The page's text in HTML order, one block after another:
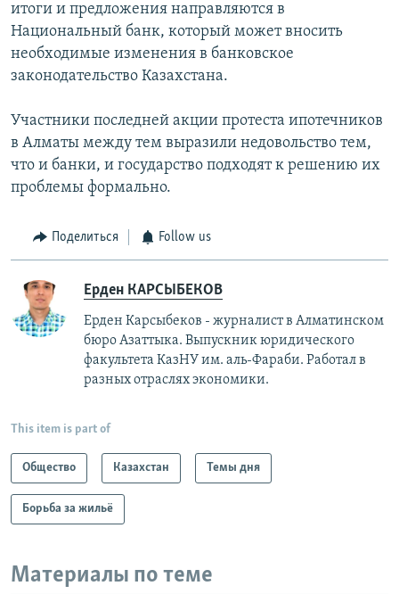
итоги и предложения направляются в
Национальный банк, который может вносить
необходимые изменения в банковское
законодательство Казахстана.
Участники последней акции протеста ипотечников
в Алматы между тем выразили недовольство тем,
что и банки, и государство подходят к решению их
проблемы формально.
Поделиться Follow us
Ерден КАРСЫБЕКОВ
Ерден Карсыбеков - журналист в Алматинском
бюро Азаттыка. Выпускник юридического
факультета КазНУ им. аль-Фараби. Работал в
разных отраслях экономики.
This item is part of
Общество Казахстан Темы дня
Борьба за жильё
Материалы по теме